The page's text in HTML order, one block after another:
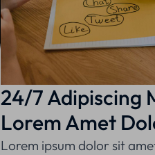
24/7 Adipiscing
Lorem Amet
Lorem ipsum dolor sit